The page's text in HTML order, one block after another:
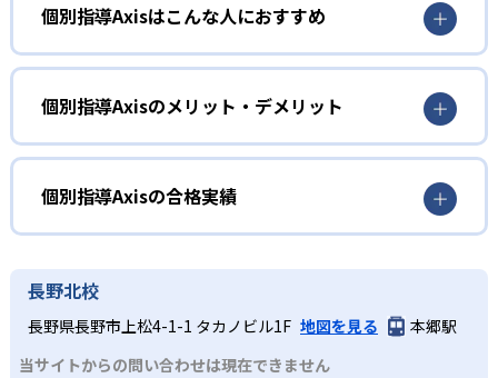
個別指導Axisでは中学生向けのAI教材を導入している。教
科書準拠の教材に基づいて自立学習ができる仕組みだ。解
説映像を見るだけでなく、定期テストや演習問題への取り
組みも可能。わからないところがあれば、講師による質問
対応を受けられる。
個別指導Axisはこんな人におすすめ
個別の入試対策や定期テスト対策をしたい人
成績アップに役立つ学習プログラムを提供
個別指導Axisでは、「自習支援プログラム」や「定期試験
対策プログラム」を提供している。志望校や時期に応じて
最適な教材を知ったり、成績上位者の定期テスト対策法を
個別指導Axisのメリット・デメリット
どんなメリットがある？
個別指導Axisでは、学習を支えるさまざまなプログラムを
利用できる。日々の学習や定期テスト対策、入試対策を効
率よく進める際に役立つ。
個別指導Axisでは、幅広い学年や科目に対応している。苦
手科目だけを徹底的に克服したい場合などは、専門性が不
十分だと感じるかもしれない。
個別指導Axisの合格実績
個別指導Axisが公式サイトで公開している合格実績は下記
の通りである。
長野北校
長野県長野市上松4-1-1 タカノビル1F 地図を見る
本郷駅
当サイトからの問い合わせは現在できません